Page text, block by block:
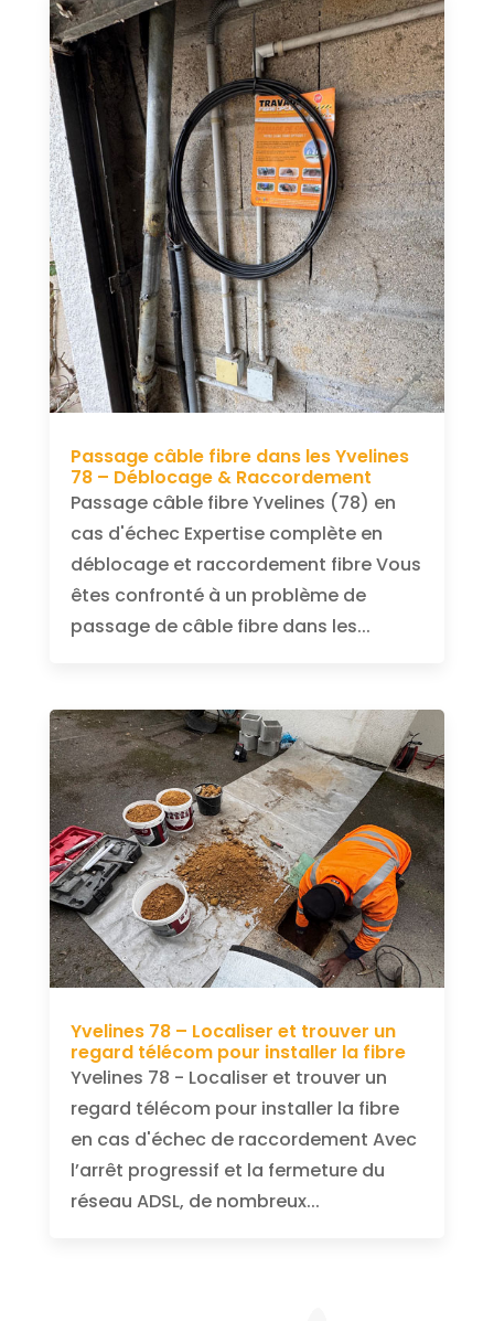
Passage câble fibre dans les Yvelines
78 – Déblocage & Raccordement
Passage câble fibre Yvelines (78) en
cas d'échec Expertise complète en
déblocage et raccordement fibre Vous
êtes confronté à un problème de
passage de câble fibre dans les...
Yvelines 78 – Localiser et trouver un
regard télécom pour installer la fibre
Yvelines 78 - Localiser et trouver un
regard télécom pour installer la fibre
en cas d'échec de raccordement Avec
l’arrêt progressif et la fermeture du
réseau ADSL, de nombreux...